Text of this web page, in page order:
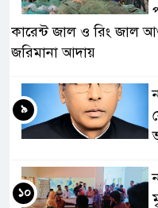
কারেন্ট জাল ও রিং
জরিমানা আদায়
৯
১০